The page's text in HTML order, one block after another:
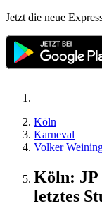
Jetzt die neue
Köln
Karneval
Volker
Köln: JP
letztes